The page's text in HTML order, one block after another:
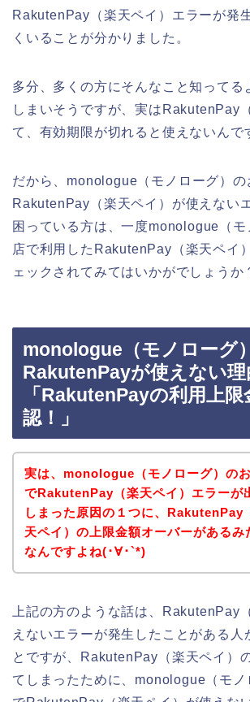
RakutenPay（楽天ペイ）エラーが発
くいることが分かりました。
多分、多くの方にそんなこと知ってる
しまいそうですが、実はRakutenPay
て、有効期限が切れると使えないんで
だから、monologue（モノローグ）の
RakutenPay（楽天ペイ）が使えない
困っている方は、一度monologue（モ
店で利用したRakutenPay（楽天ペイ
ェックされてみてはいかがでしょうか
monologue（モノローグ
RakutenPayが使えない理
「RakutenPayの利用上
認！」
実は、monologue（モノローグ）の
でRakutenPay（楽天ペイ）エラーが
しまった原因の１つに、RakutenPay
天ペイ）の上限金額オーバーがあるみ
なんですよね(･∀･`*)
上記の方のような話は、RakutenPay
えないエラーが発生したことがある人
とですが、RakutenPay（楽天ペイ）
てしまったために、monologue（モノ